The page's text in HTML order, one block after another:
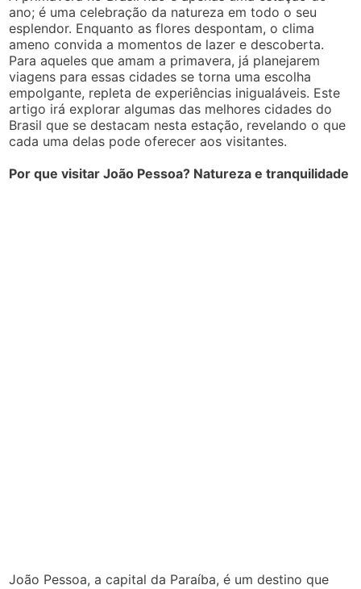
ano; é uma celebração da natureza em todo o seu
esplendor. Enquanto as flores despontam, o clima
ameno convida a momentos de lazer e descoberta.
Para aqueles que amam a primavera, já planejarem
viagens para essas cidades se torna uma escolha
empolgante, repleta de experiências inigualáveis. Este
artigo irá explorar algumas das melhores cidades do
Brasil que se destacam nesta estação, revelando o que
cada uma delas pode oferecer aos visitantes.
Por que visitar João Pessoa? Natureza e tranquilidade
João Pessoa, a capital da Paraíba, é um destino que